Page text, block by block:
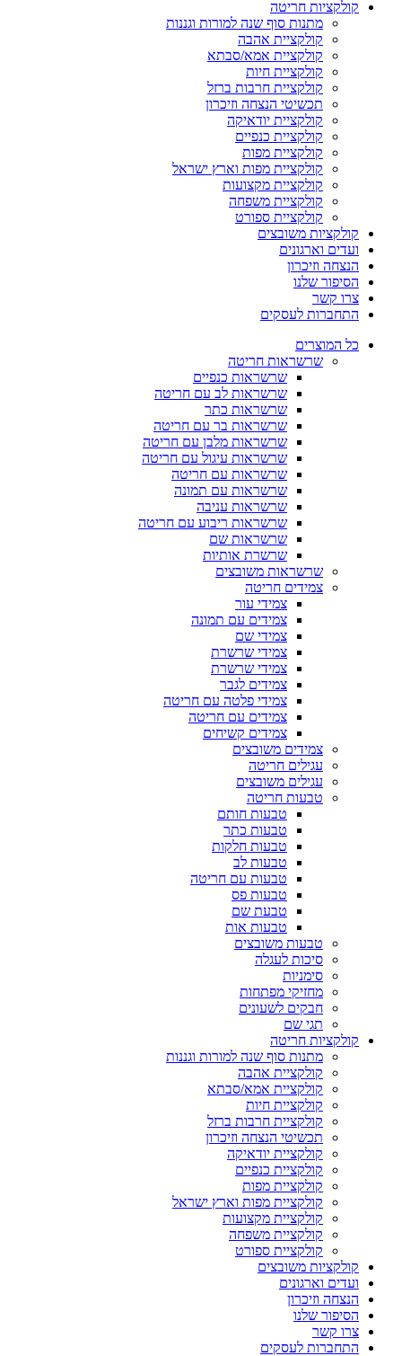
קולקציות חריטה
מתנות סוף שנה למורות וגננות
קולקציית אהבה
קולקציית אמא/סבתא
קולקציית חיות
קולקציית חרבות ברזל
תכשיטי הנצחה וזיכרון
קולקציית יודאיקה
קולקציית כנפיים
קולקציית מפות
קולקציית מפות וארץ ישראל
קולקציית מקצועות
קולקציית משפחה
קולקציית ספורט
קולקציות משובצים
ועדים וארגונים
הנצחה וזיכרון
הסיפור שלנו
צרו קשר
התחברות לעסקים
כל המוצרים
שרשראות חריטה
שרשראות כנפיים
שרשראות לב עם חריטה
שרשראות כתר
שרשראות בר עם חריטה
שרשראות מלבן עם חריטה
שרשראות עיגול עם חריטה
שרשראות עם חריטה
שרשראות עם תמונה
שרשראות עניבה
שרשראות ריבוע עם חריטה
שרשראות שם
שרשרת אותיות
שרשראות משובצים
צמידים חריטה
צמידי עור
צמידים עם תמונה
צמידי שם
צמידי שרשרת
צמידי שרשרת
צמידים לגבר
צמידי פלטה עם חריטה
צמידים עם חריטה
צמידים קשיחים
צמידים משובצים
עגילים חריטה
עגילים משובצים
טבעות חריטה
טבעות חותם
טבעות כתר
טבעות חלקות
טבעות לב
טבעות עם חריטה
טבעות פס
טבעת שם
טבעות אות
טבעות משובצים
סיכות לעגלה
סימניות
מחזיקי מפתחות
חבקים לשעונים
תגי שם
קולקציות חריטה
מתנות סוף שנה למורות וגננות
קולקציית אהבה
קולקציית אמא/סבתא
קולקציית חיות
קולקציית חרבות ברזל
תכשיטי הנצחה וזיכרון
קולקציית יודאיקה
קולקציית כנפיים
קולקציית מפות
קולקציית מפות וארץ ישראל
קולקציית מקצועות
קולקציית משפחה
קולקציית ספורט
קולקציות משובצים
ועדים וארגונים
הנצחה וזיכרון
הסיפור שלנו
צרו קשר
התחברות לעסקים